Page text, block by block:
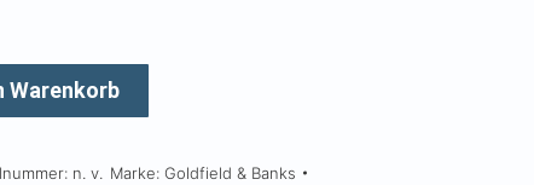
Warenkorb
n. v. Marke: Goldfield & Banks